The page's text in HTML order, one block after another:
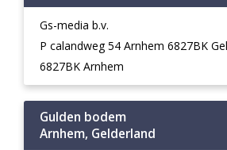
Gs-media b.v.
P calandweg 54 Arnhem 6827BK
6827BK Arnhem
Gulden bodem
Arnhem, Gelderland